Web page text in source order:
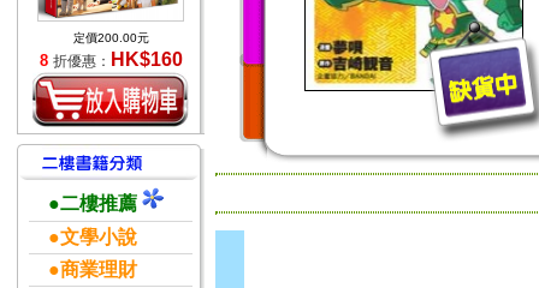
定價200.00元
8 折優惠： HK$160
●二樓推薦
●文學小說
●商業理財